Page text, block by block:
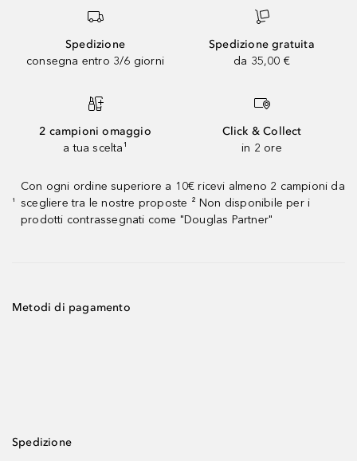
Spedizione
consegna entro 3/6 giorni
Spedizione gratuita
da 35,00 €
2 campioni omaggio
a tua scelta¹
Click & Collect
in 2 ore
¹
Con ogni ordine superiore a 10€ ricevi almeno 2 campioni da
scegliere tra le nostre proposte ² Non disponibile per i
prodotti contrassegnati come "Douglas Partner"
Metodi di pagamento
Spedizione